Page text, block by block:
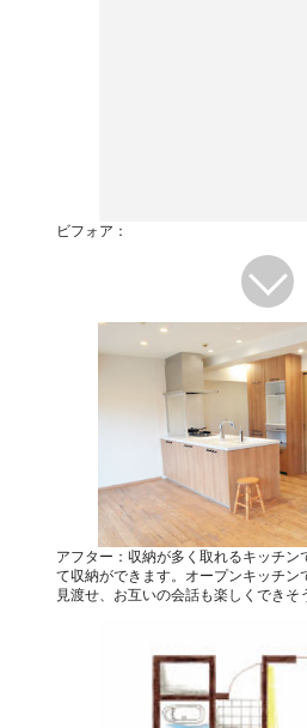
ビフォア：
アフター：収納が多く取れるキッチン
て収納ができます。オープンキッチン
見渡せ、お互いの会話も楽しくできそ